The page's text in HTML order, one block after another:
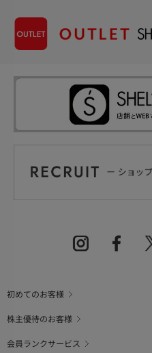
初めてのお客様
株主優待のお客様
会員ランクサービス